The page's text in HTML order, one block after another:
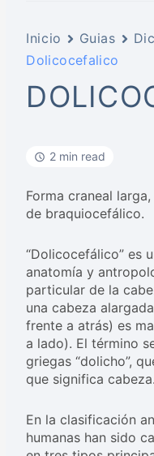
Inicio Guias
Dolicocefalico
2 min read
Forma craneal
de braquiocefálico.
“Dolicocefálico” es
anatomía y
particular de la
una cabeza
frente a atrás) es
a lado). El término
griegas “dolicho”,
que significa cabeza.
En la clasificación
humanas han sido